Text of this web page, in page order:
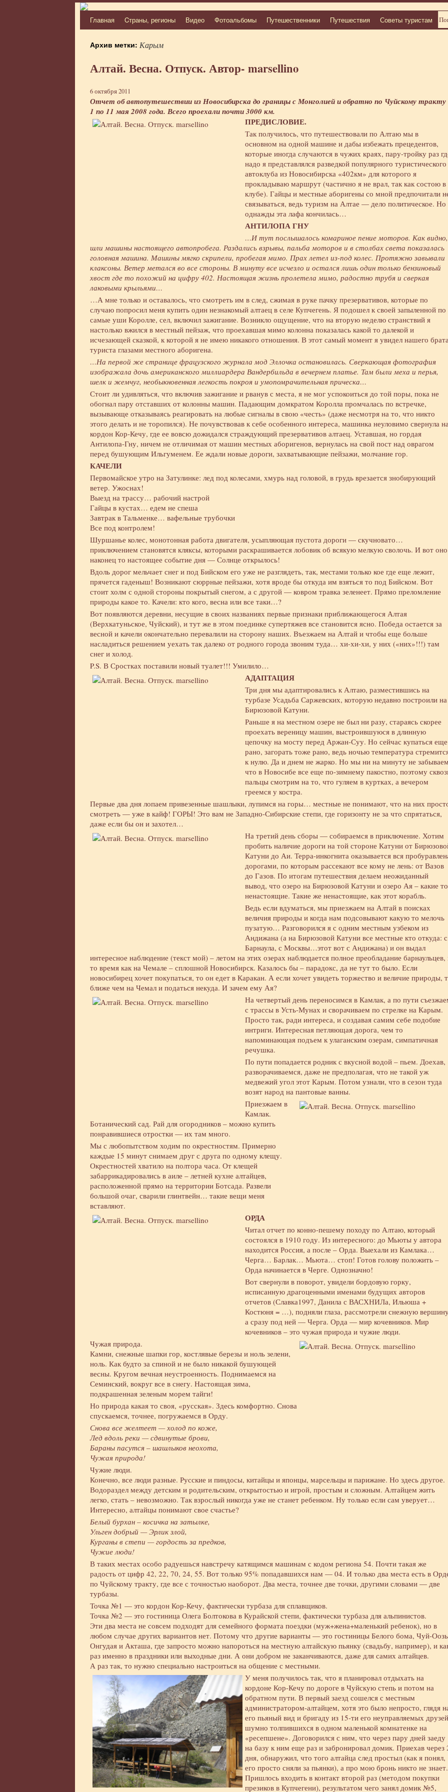
Перейти
Главная Cтраны, регионы Видео Фотоальбомы Путешественники Путешествия Советы туристам
Архив метки: Карым
Алтай. Весна. Отпуск. Автор- marsellino
6 октября 2011
Отчет об автопутешествии из Новосибирска до границы с Монголией и обратно по Чуйскому тракту
1 по 11 мая 2008 года. Всего проехали почти 3000 км.
ПРЕДИСЛОВИЕ.
Так получилось, что путешествовали по Алтаю мы в
основном на одной машине и дабы избежать прецедентов,
которые иногда случаются в чужих краях, пару-тройку раз
надо я представлялся разведкой популярного туристического
автоклуба из Новосибирска «402км» для которого я
прокладываю маршрут (частично я не врал, так как состою в
клубе). Гайцы и местные аборигены со мной предпочитали
связываться, ведь туризм на Алтае — дело политическое. Но
однажды эта лафа кончилась…
АНТИЛОПА ГНУ
…И тут послышалось комариное пение моторов. Как видно,
шли машины настоящего автопробега. Раздались взрывы, пальба моторов и в столбах света показалась
головная машина. Машины мягко скрипели, пробегая мимо. Прах летел из-под колес. Протяжно завывали
клаксоны. Ветер метался во все стороны. В минуту все исчезло и остался лишь один только бензиновый
хвост где то похожий на цифру 402. Настоящая жизнь пролетела мимо, радостно трубя и сверкая
лаковыми крыльями…
…А мне только и оставалось, что смотреть им в след, сжимая в руке пачку презервативов, которые по
случаю попросил меня купить один незнакомый алтаец в селе Купчегень. Я подошел к своей запыленной по
самые уши Королле, сел, включил зажигание. Возникло ощущение, что на вторую неделю странствий я
настолько вжился в местный пейзаж, что проехавшая мимо колонна показалась какой то далекой и
исчезающей сказкой, к которой я не имею никакого отношения. В этот самый момент я увидел нашего
туриста глазами местного аборигена.
…На первой же странице фрацузского журнала мод Эллочка остановилась. Сверкающая фотография
изображала дочь американского миллиардера Вандербильда в вечернем платье. Там были меха и перья,
шелк и жемчуг, необыкновенная легкость покроя и умопомрачительная прическа…
Стоит ли удивляться, что включив зажигание и рванув с места, я не мог успокоиться до той поры, пока не
обогнал пару отставших от колонны машин. Падающим домкратом Королла промчалась по встречке,
вызывающе отказываясь реагировать на любые сигналы в свою «честь» (даже несмотря на то, что никто
этого делать и не торопился). Не почувствовав к себе особенного интереса, машинка неуловимо свернула
кордон Кор-Кечу, где ее вовсю дожидался страждующий презервативов алтаец. Уставшая, но гордая
Антилопа-Гну, ничем не отличимая от машин местных аборигенов, вернулась на свой пост над оврагом
перед бушующим Ильгуменем. Ее ждали новые дороги, захватывающие пейзажи, молчание гор.
КАЧЕЛИ
Первомайское утро на Затулинке: лед под колесами, хмурь над головой, в грудь врезается знобирующий
ветер. Ужоснах!
Выезд на трассу… рабочий настрой
Гайцы в кустах… едем не спеша
Завтрак в Тальменке… вафельные трубочки
Все под контролем!
Шуршанье колес, монотонная работа двигателя, усыпляющая пустота дороги — скучновато…
приключением становятся кляксы, которыми раскрашивается лобовик об всякую мелкую сволочь. И вот оно
наконец то настоящее событие дня — Солнце открылось!
Вдоль дорог мельчает снег и под Бийском его уже не разглядеть, так, местами только кое где еще лежит,
прячется гаденыш! Возникают сюррные пейзажи, хотя вроде бы откуда им взяться то под Бийском. Вот
стоит холм с одной стороны покрытый снегом, а с другой — ковром травка зеленеет. Прямо преломление
природы какое то. Качели: кто кого, весна или все таки…?
Вот появляются деревни, несущие в своих названиях первые признаки приближающегося Алтая
(Верхкатуньское, Чуйский), и тут же в этом поединке супертяжев все становится ясно. Победа остается за
весной и качели окончательно перевалили на сторону наших. Въезжаем на Алтай и чтобы еще больше
насладиться решением уехать так далеко от родного города звоним туда… хи-хи-хи, у них («них»!!!) там
снег и холод.
P.S. В Сростках поставили новый туалет!!! Умилило…
АДАПТАЦИЯ
Три дня мы адаптировались к Алтаю, разместившись на
турбазе Усадьба Саржевских, которую недавно построили на
Бирюзовой Катуни.
Раньше я на местном озере не был ни разу, стараясь скорее
проехать вереницу машин, выстроившуюся в длинную
цепочку на мосту перед Аржан-Суу. Но сейчас купаться еще
рано, загорать тоже рано, ведь ночью температура
к нулю. Да и днем не жарко. Но мы ни на минуту не
что в Новосибе все еще по-зимнему пакостно, поэтому
пальцы смотрим на то, что гуляем в куртках, а вечером
греемся у костра.
Первые два дня лопаем привезенные шашлыки, лупимся на горы… местные не понимают, что на них
смотреть — уже в кайф! ГОРЫ! Это вам не Западно-Сибирские степи, где горизонту не за что спрятаться,
даже если бы он и захотел…
На третий день сборы — собираемся в приключение. Хотим
пробить наличие дороги на той стороне Катуни от
Катуни до Аи. Терра-инкогнита оказывается вся
дорогами, по которым рассекают все кому не лень: от Вазов
до Газов. По итогам путешествия делаем неожиданный
вывод, что озеро на Бирюзовой Катуни и озеро Ая – какие то
ненастоящие. Такие же ненастоящие, как этот корабль.
Ведь если вдуматься, мы приезжаем на Алтай в поисках
величия природы и когда нам подсовывают какую то мелочь
пузатую… Разговорился я с одним местным узбеком из
Андижана (а на Бирюзовой Катуни все местные кто откуда: с
Барнаула, с Москвы…этот вот с Андижана) и он выдал
интересное наблюдение (текст мой) – летом на этих озерах наблюдается полное преобладание барнаульцев,
то время как на Чемале – сплошной Новосибирск. Казалось бы – парадокс, да не тут то было. Если
новосибирец хочет покупаться, то он едет в Каракан. А если хочет увидеть торжество и величие природы,
ближе чем на Чемал и податься некуда. И зачем ему Ая?
На четвертый день переносимся в Камлак, а по пути
с трассы в Усть-Мунах и сворачиваем по стрелке на Карым.
Просто так, ради интереса, и создавая самим себе подобие
интриги. Интересная петляющая дорога, чем то
напоминающая подъем к улаганским озерам, симпатичная
речушка.
По пути попадается родник с вкусной водой – пьем. Доехав,
разворачиваемся, даже не предполагая, что не такой уж
медвежий угол этот Карым. Потом узнали, что в сезон туда
возят народ на пантовые ванны.
Приезжаем в
Камлак.
Ботанический сад. Рай для огородников – можно купить
понравившиеся отростки — их там много.
Мы с любопытством ходим по окрестностям. Примерно
каждые 15 минут снимаем друг с друга по одному клещу.
Окрестностей хватило на полтора часа. От клещей
забаррикадировались в аиле – летней кухне алтайцев,
расположенной прямо на территории Ботсада. Развели
большой очаг, сварили глинтвейн… такие вещи меня
вставляют.
ОРДА
Читал отчет по конно-пешему походу по Алтаю, который
состоялся в 1910 году. Из интересного: до Мьюты у автора
находится Россия, а после – Орда. Выехали из Камлака…
Черга… Барлак… Мьюта… стоп! Готов голову положить –
Орда начинается в Черге. Однозначно!
Вот свернули в поворот, увидели бордовую горку,
исписанную драгоценными именами будущих авторов
отчетов (Славка1997, Данила с ВАСХНИЛа, Ильюша +
Костюня = …), подняли глаза, рассмотрели снежную
а сразу под ней — Черга. Орда — мир кочевников. Мир
кочевников – это чужая природа и чужие люди.
Чужая природа.
Камни, снежные шапки гор, костлявые березы и ноль зелени,
ноль. Как будто за спиной и не было никакой бушующей
весны. Кругом вечная неустроенность. Поднимаемся на
Семинский, вокруг все в снегу. Настоящая зима,
подкрашенная зеленым морем тайги!
Но природа какая то своя, «русская». Здесь комфортно. Снова
спускаемся, точнее, погружаемся в Орду.
Снова все желтеет — холод по коже,
Лед вдоль реки — сдвинутые брови,
Бараны пасутся – шашлыков неохота,
Чужая природа!
Чужие люди.
Конечно, все люди разные. Русские и пиндосы, китайцы и японцы, марсельцы и парижане. Но здесь другое.
Водораздел между детским и родительским, открытостью и игрой, простым и сложным. Алтайцем жить
легко, стать – невозможно. Так взрослый никогда уже не станет ребенком. Ну только если сам уверует…
Интересно, алтайцы понимают свое счастье?
Белый бурхан – косичка на затылке,
Ульген добрый — Эрлик злой,
Курганы в степи — гордость за предков,
Чужие люди!
В таких местах особо радуешься навстречу катящимся машинам с кодом региона 54. Почти такая же
радость от цифр 42, 22, 70, 24, 55. Вот только 95% попадавшихся нам — 04. И только два места есть в
по Чуйскому тракту, где все с точностью наоборот. Два места, точнее две точки, другими словами — две
турбазы.
Точка №1 — это кордон Кор-Кечу, фактически турбаза для сплавщиков.
Точка №2 — это гостиница Олега Болтокова в Курайской степи, фактически турбаза для альпинистов.
Эти два места не совсем подходят для семейного формата поездки (муж+жена+маленький ребенок), но в
любом случае других вариантов нет. Потому что другие варианты — это гостиницы Белого бома, Чуй-
Онгудая и Акташа, где запросто можно напороться на местную алтайскую пьянку (свадьбу, например), и
раз именно в праздники или выходные дни. А они добром не заканчиваются, даже для самих алтайцев.
А раз так, то нужно специально настроиться на общение с местными.
У меня получилось так, что я планировал отдыхать на
кордоне Кор-Кечу по дороге в Чуйскую степь и потом на
обратном пути. В первый заезд сошелся с местным
администратором-алтайцем, хотя это было непросто, глядя
его пьяный вид и бригаду из 15-ти его неуправляемых
шумно толпившихся в одном маленькой комнатенке на
«ресепшене». Договорился с ним, что через пару дней заеду
на базу к ним еще раз и забронировал домик. Приехав через
дня, обнаружил, что того алтайца след простыл (как я понял,
его просто сняли за пьянки), а про мою бронь никто не знает.
Пришлось входить в контакт второй раз (методом покупки
презиков в Купчегени), результатом чего занял домик №5,